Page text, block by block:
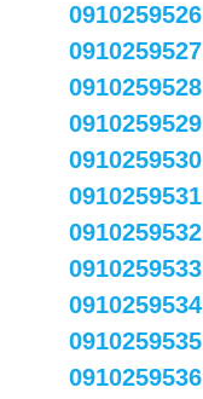
0910259526
0910259527
0910259528
0910259529
0910259530
0910259531
0910259532
0910259533
0910259534
0910259535
0910259536